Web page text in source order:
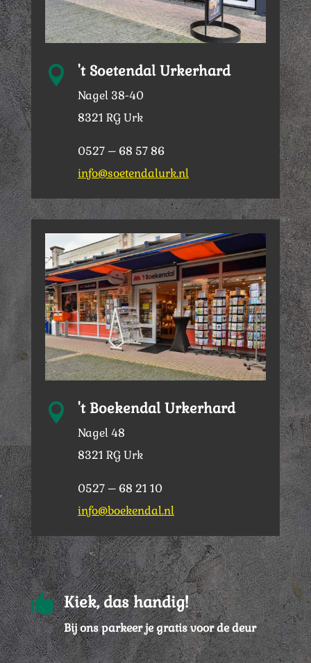
 't Soetendal Urkerhard
Nagel 38-40
8321 RG Urk
0527 – 68 57 86
info@soetendalurk.nl
 't Boekendal Urkerhard
Nagel 48
8321 RG Urk
0527 – 68 21 10
info@boekendal.nl
 Kiek, das handig!
Bij ons parkeer je gratis voor de deur